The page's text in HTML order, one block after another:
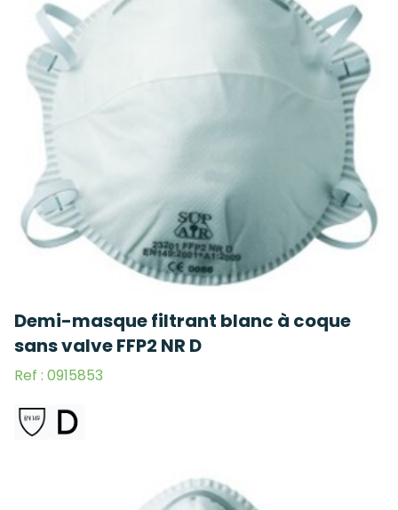
Demi-masque filtrant blanc à coque
sans valve FFP2 NR D
Ref : 0915853